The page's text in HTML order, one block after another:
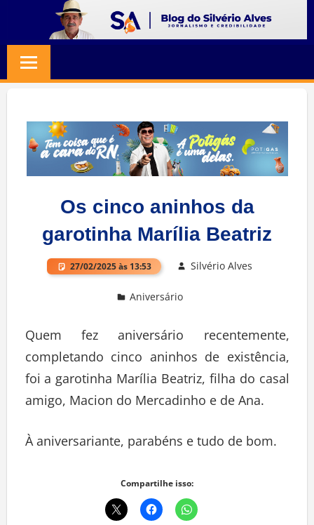
content
SILVERIO
ALVES
Jornalismo
Credibilidade
Os cinco aninhos da
garotinha Marília Beatriz
27/02/2025 às 13:53 Silvério Alves
Aniversário
Quem fez aniversário recentemente,
completando cinco aninhos de existência,
foi a garotinha Marília Beatriz, filha do casal
amigo, Macion do Mercadinho e de Ana.
À aniversariante, parabéns e tudo de bom.
Compartilhe isso: